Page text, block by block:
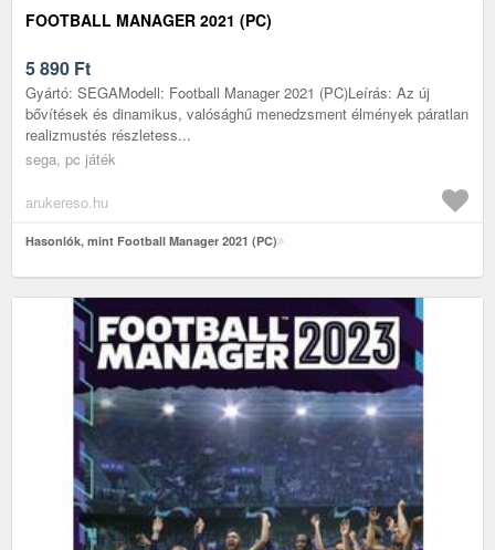
FOOTBALL MANAGER 2021 (PC)
5 890 Ft
Gyártó: SEGAModell: Football Manager 2021 (PC)Leírás: Az új
bővítések és dinamikus, valósághű menedzsment élmények páratlan
realizmustés részletess...
sega, pc játék
arukereso.hu
Hasonlók, mint Football Manager 2021 (PC)